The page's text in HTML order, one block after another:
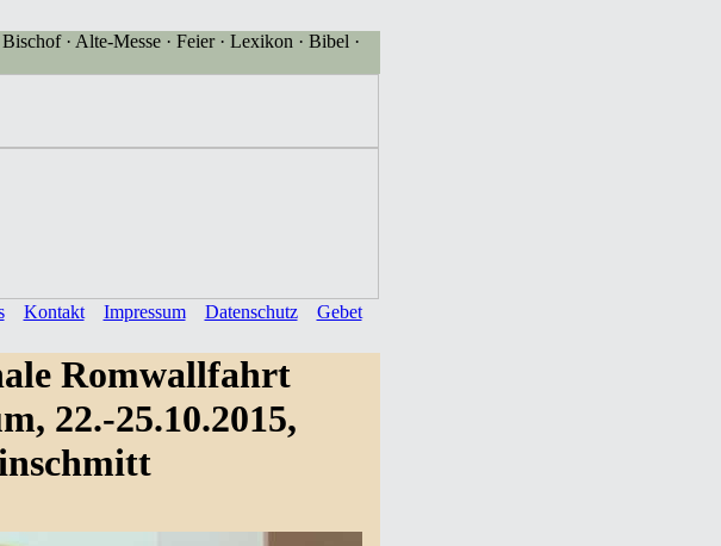
· Alte-Messe · Feier · Lexikon · Bibel ·
Kontakt Impressum Datenschutz Gebet
Romwallfahrt
22.-25.10.2015,